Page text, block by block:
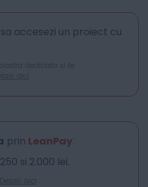
accesezi un proiect cu
dedicata si te
aici
prin LeanPay.
si 2.000 lei.
Detalii aici